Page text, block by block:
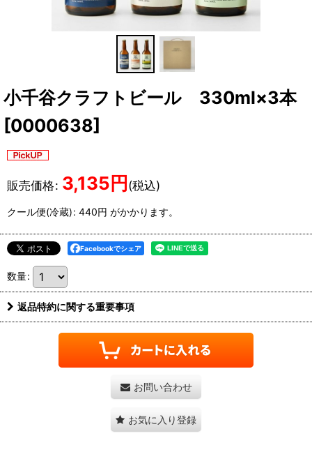
小千谷クラフトビール 330ml×3本
[0000638]
販売価格: 3,135円 (税込)
クール便(冷蔵): 440円 がかかります。
Facebookでシェア
数量:
返品特約に関する重要事項
お問い合わせ
お気に入り登録